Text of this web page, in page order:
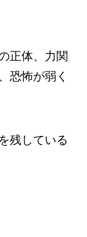
正体、力関
恐怖が弱く
残している